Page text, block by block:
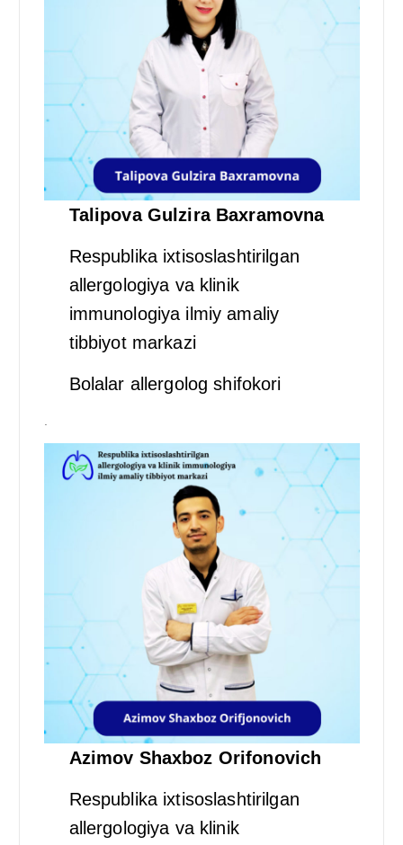
Talipova Gulzira Baxramovna
Respublika ixtisoslashtirilgan
allergologiya va klinik
immunologiya ilmiy amaliy
tibbiyot markazi
Bolalar allergolog shifokori
Azimov Shaxboz Orifonovich
Respublika ixtisoslashtirilgan
allergologiya va klinik